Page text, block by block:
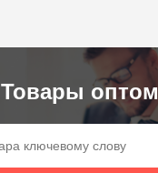
Товары оптом